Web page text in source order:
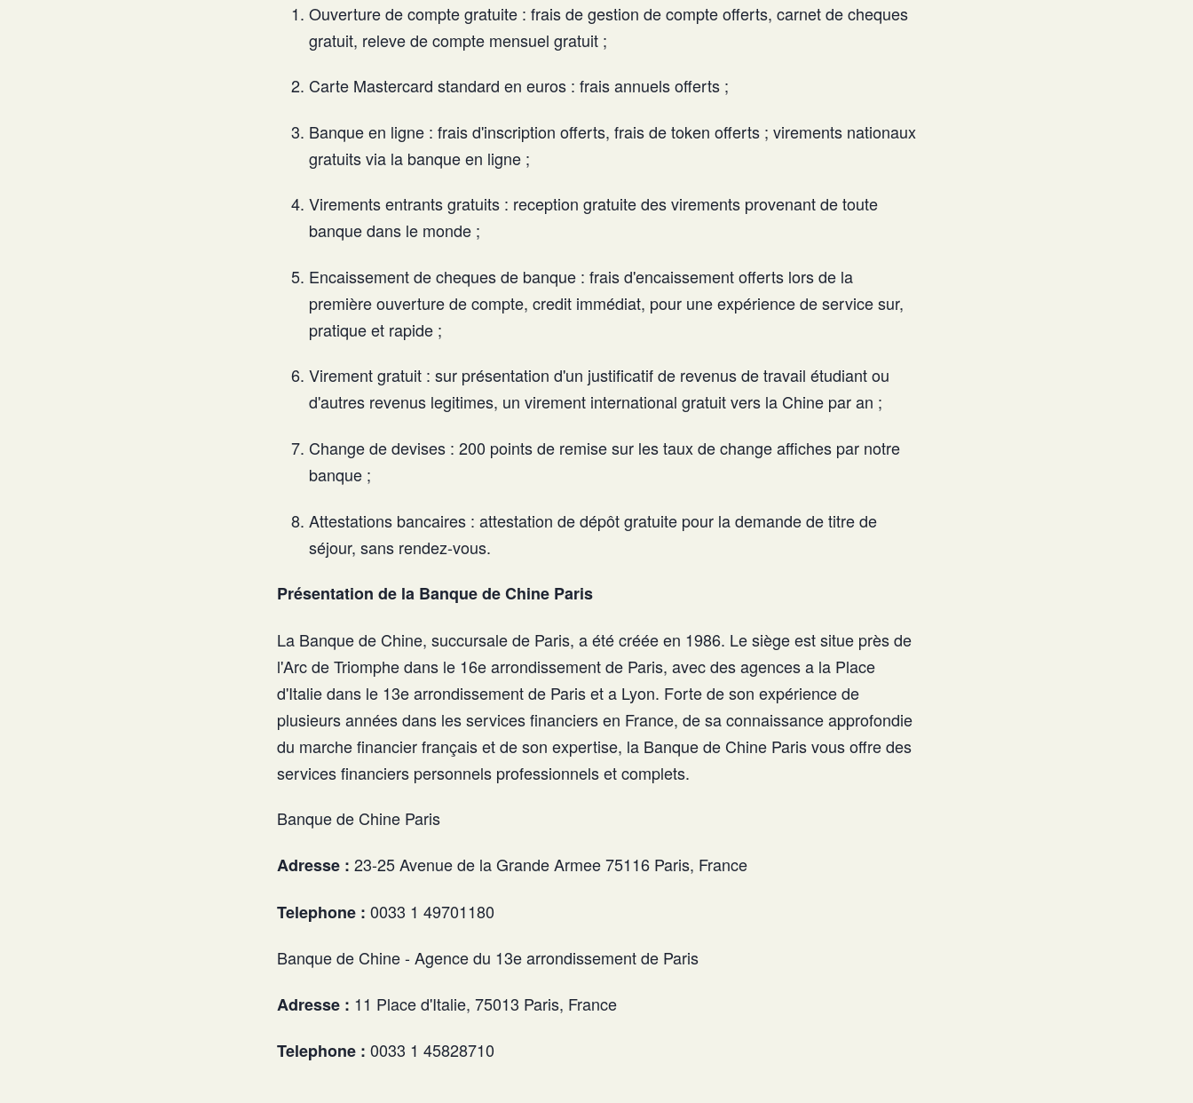
Ouverture de compte gratuite : frais de gestion de compte offerts, carnet de cheques
gratuit, releve de compte mensuel gratuit ;
Carte Mastercard standard en euros : frais annuels offerts ;
Banque en ligne : frais d'inscription offerts, frais de token offerts ; virements nationaux
gratuits via la banque en ligne ;
Virements entrants gratuits : reception gratuite des virements provenant de toute
banque dans le monde ;
Encaissement de cheques de banque : frais d'encaissement offerts lors de la
première ouverture de compte, credit immédiat, pour une expérience de service sur,
pratique et rapide ;
Virement gratuit : sur présentation d'un justificatif de revenus de travail étudiant ou
d'autres revenus legitimes, un virement international gratuit vers la Chine par an ;
Change de devises : 200 points de remise sur les taux de change affiches par notre
banque ;
Attestations bancaires : attestation de dépôt gratuite pour la demande de titre de
séjour, sans rendez-vous.
Présentation de la Banque de Chine Paris
La Banque de Chine, succursale de Paris, a été créée en 1986. Le siège est situe près de
l'Arc de Triomphe dans le 16e arrondissement de Paris, avec des agences a la Place
d'Italie dans le 13e arrondissement de Paris et a Lyon. Forte de son expérience de
plusieurs années dans les services financiers en France, de sa connaissance approfondie
du marche financier français et de son expertise, la Banque de Chine Paris vous offre des
services financiers personnels professionnels et complets.
Banque de Chine Paris
Adresse : 23-25 Avenue de la Grande Armee 75116 Paris, France
Telephone : 0033 1 49701180
Banque de Chine - Agence du 13e arrondissement de Paris
Adresse : 11 Place d'Italie, 75013 Paris, France
Telephone : 0033 1 45828710